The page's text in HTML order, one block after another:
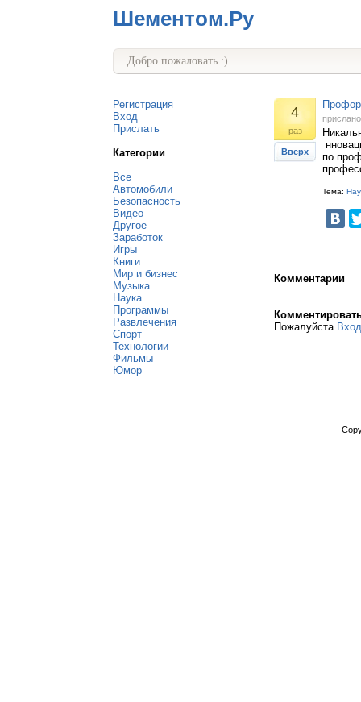
Шементом.Ру
Добро пожаловать :)
Регистрация
Вход
Прислать
Категории
Все
Автомобили
Безопасность
Видео
Другое
Заработок
Игры
Книги
Мир и бизнес
Музыка
Наука
Программы
Развлечения
Спорт
Технологии
Фильмы
Юмор
4
раз
Вверх
по
Тема:
Комментарии
Пожалуйста Вход